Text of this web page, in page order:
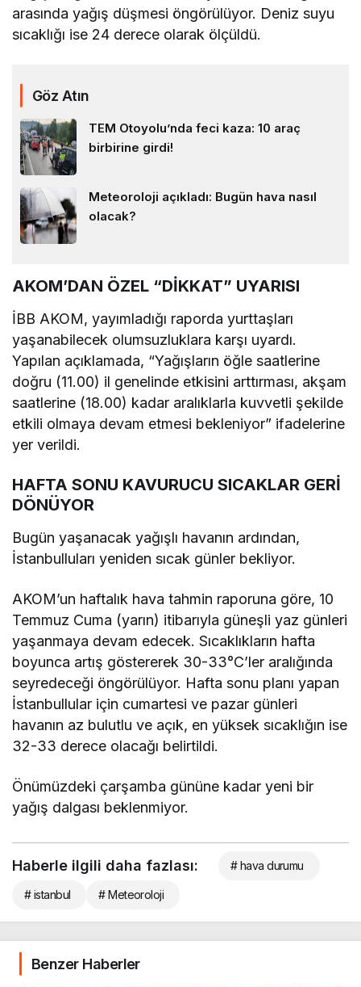
arasında yağış düşmesi öngörülüyor. Deniz suyu
sıcaklığı ise 24 derece olarak ölçüldü.
Göz Atın
TEM Otoyolu’nda feci kaza: 10 araç
birbirine girdi!
Meteoroloji açıkladı: Bugün hava nasıl
olacak?
AKOM’DAN ÖZEL “DİKKAT” UYARISI
İBB AKOM, yayımladığı raporda yurttaşları
yaşanabilecek olumsuzluklara karşı uyardı.
Yapılan açıklamada, “Yağışların öğle saatlerine
doğru (11.00) il genelinde etkisini arttırması, akşam
saatlerine (18.00) kadar aralıklarla kuvvetli şekilde
etkili olmaya devam etmesi bekleniyor” ifadelerine
yer verildi.
HAFTA SONU KAVURUCU SICAKLAR GERİ
DÖNÜYOR
Bugün yaşanacak yağışlı havanın ardından,
İstanbulluları yeniden sıcak günler bekliyor.
AKOM’un haftalık hava tahmin raporuna göre, 10
Temmuz Cuma (yarın) itibarıyla güneşli yaz günleri
yaşanmaya devam edecek. Sıcaklıkların hafta
boyunca artış göstererek 30-33°C’ler aralığında
seyredeceği öngörülüyor. Hafta sonu planı yapan
İstanbullular için cumartesi ve pazar günleri
havanın az bulutlu ve açık, en yüksek sıcaklığın ise
32-33 derece olacağı belirtildi.
Önümüzdeki çarşamba gününe kadar yeni bir
yağış dalgası beklenmiyor.
Haberle ilgili daha fazlası: # hava durumu
# istanbul # Meteoroloji
Benzer Haberler